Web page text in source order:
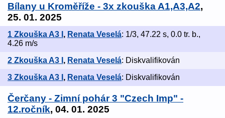
Bílany u Kroměříže - 3x zkouška A1,A3,A2,
25. 01. 2025
1 Zkouška A3 I , Renata Veselá: 1/3, 47.22 s, 0.0 tr. b.,
4.26 m/s
2 Zkouška A3 I , Renata Veselá: Diskvalifikován
3 Zkouška A3 I , Renata Veselá: Diskvalifikován
Čerčany - Zimní pohár 3 "Czech Imp" -
12.ročník, 04. 01. 2025